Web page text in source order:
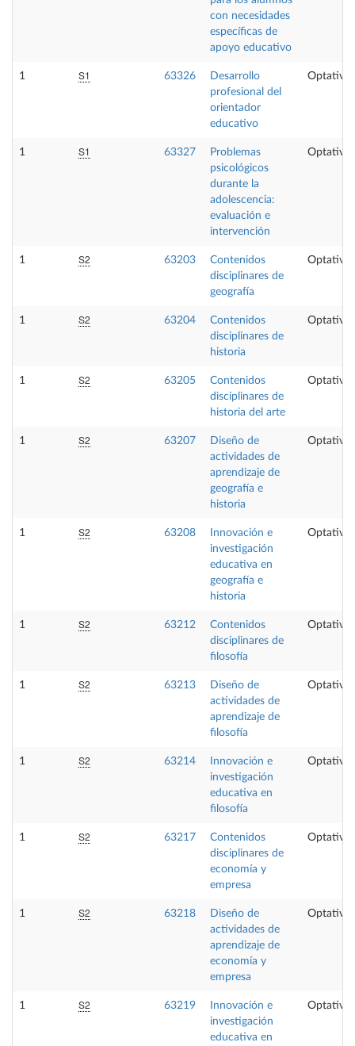
con necesidades
específicas de
apoyo educativo
1 S1 63326
Desarrollo
profesional del
orientador
educativo
Optativa
1 S1 63327
Problemas
psicológicos
durante la
adolescencia:
evaluación e
intervención
Optativa
1 S2 63203
Contenidos
disciplinares de
geografía
Optativa
1 S2 63204
Contenidos
disciplinares de
historia
Optativa
1 S2 63205
Contenidos
disciplinares de
historia del arte
Optativa
1 S2 63207
Diseño de
actividades de
aprendizaje de
geografía e
historia
Optativa
1 S2 63208
Innovación e
investigación
educativa en
geografía e
historia
Optativa
1 S2 63212
Contenidos
disciplinares de
filosofía
Optativa
1 S2 63213
Diseño de
actividades de
aprendizaje de
filosofía
Optativa
1 S2 63214
Innovación e
investigación
educativa en
filosofía
Optativa
1 S2 63217
Contenidos
disciplinares de
economía y
empresa
Optativa
1 S2 63218
Diseño de
actividades de
aprendizaje de
economía y
empresa
Optativa
1 S2 63219
Innovación e
investigación
educativa en
Optativa